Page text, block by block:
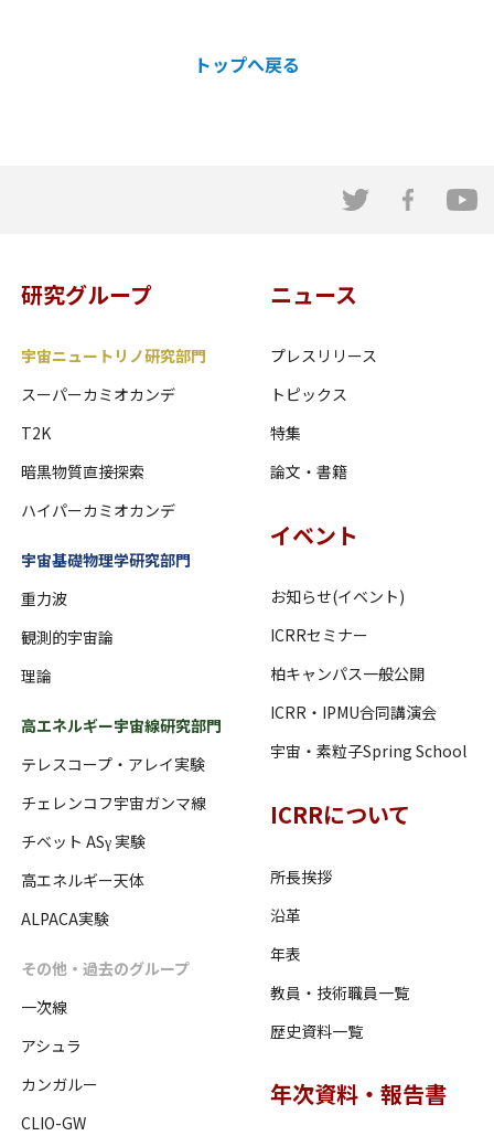
トップへ戻る
研究グループ
宇宙ニュートリノ研究部門
スーパーカミオカンデ
T2K
暗黒物質直接探索
ハイパーカミオカンデ
宇宙基礎物理学研究部門
重力波
観測的宇宙論
理論
高エネルギー宇宙線研究部門
テレスコープ・アレイ実験
チェレンコフ宇宙ガンマ線
チベット ASγ 実験
高エネルギー天体
ALPACA実験
その他・過去のグループ
一次線
アシュラ
カンガルー
CLIO-GW
ニュース
プレスリリース
トピックス
特集
論文・書籍
イベント
お知らせ(イベント)
ICRRセミナー
柏キャンパス一般公開
ICRR・IPMU合同講演会
宇宙・素粒子Spring School
ICRRについて
所長挨拶
沿革
年表
教員・技術職員一覧
歴史資料一覧
年次資料・報告書